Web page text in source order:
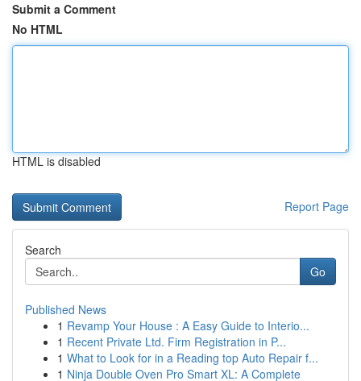
Submit a Comment
No HTML
HTML is disabled
Report Page
Search
Go
Published News
1 Revamp Your House : A Easy Guide to Interio...
1 Recent Private Ltd. Firm Registration in P...
1 What to Look for in a Reading top Auto Repair f...
1 Ninja Double Oven Pro Smart XL: A Complete